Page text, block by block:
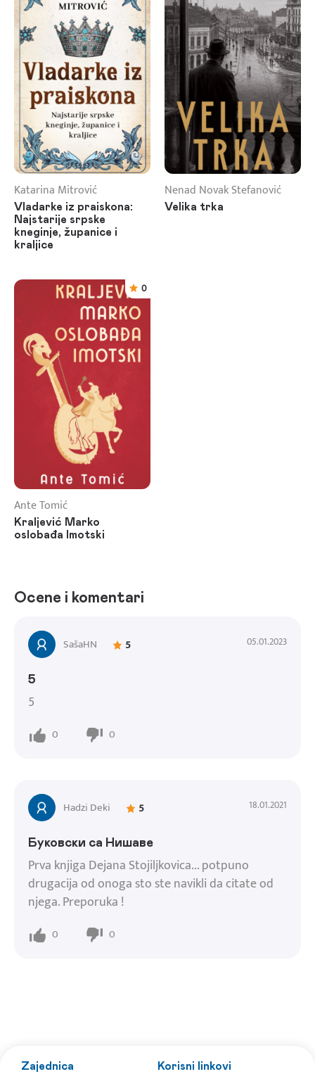
Katarina Mitrović
Vladarke iz praiskona:
Najstarije srpske
kneginje, županice i
kraljice
Nenad Novak Stefanović
Velika trka
0
Ante Tomić
Kraljević Marko
oslobađa Imotski
Ocene i komentari
SašaHN 5 05.01.2023
5
5
0 0
Hadzi Deki 5 18.01.2021
Буковски са Нишаве
Prva knjiga Dejana Stojiljkovica... potpuno
drugacija od onoga sto ste navikli da citate od
njega. Preporuka !
0 0
Zajednica Korisni linkovi